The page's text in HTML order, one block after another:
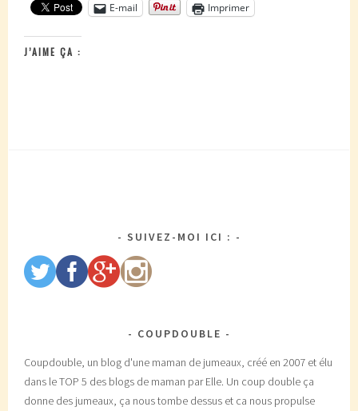
E-mail
Imprimer
J’AIME ÇA :
SUIVEZ-MOI ICI :
COUPDOUBLE
Coupdouble, un blog d'une maman de jumeaux, créé en 2007 et élu
dans le TOP 5 des blogs de maman par Elle. Un coup double ça
donne des jumeaux, ça nous tombe dessus et ca nous propulse